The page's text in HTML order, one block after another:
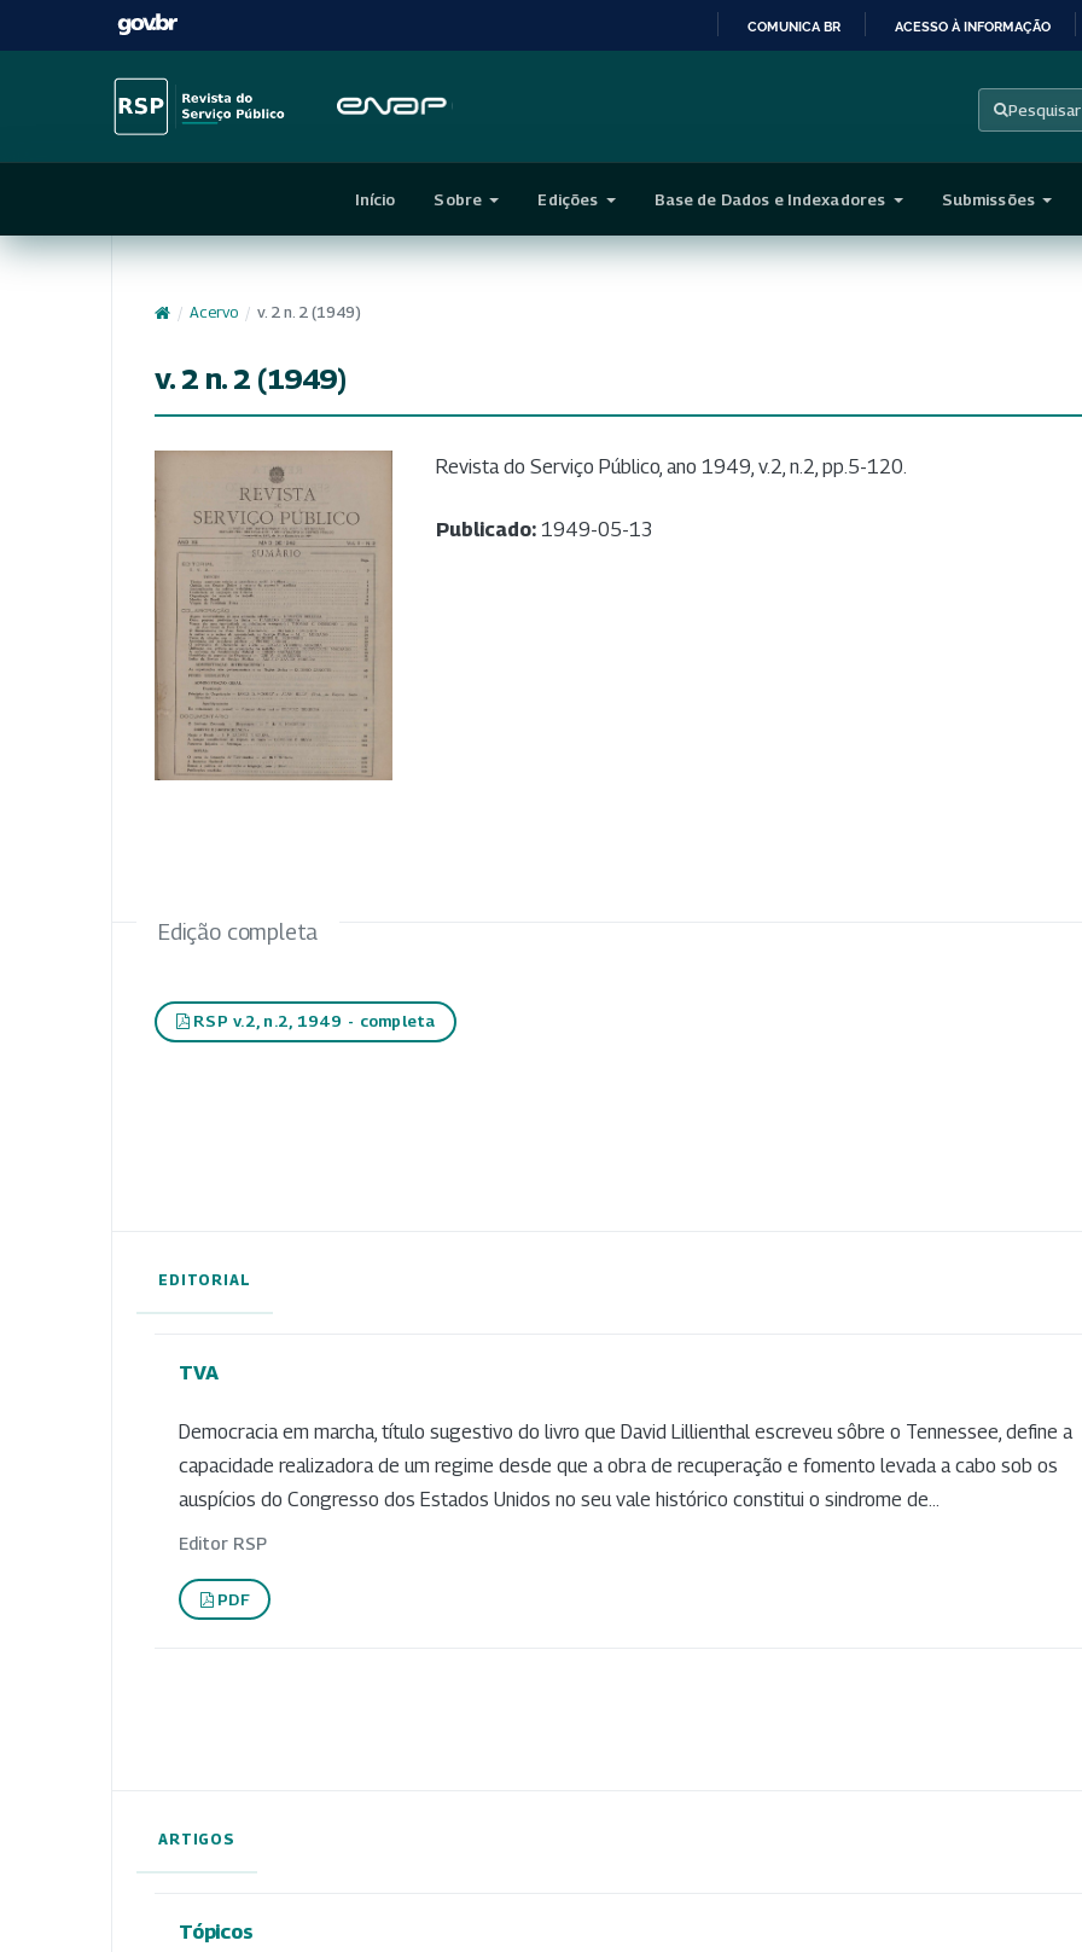
CONTEÚDO
COMUNICA BR ACESSO À INFORMAÇÃO
Pesquisar
Início Sobre Edições Base de Dados e Indexadores Submissões
/ Acervo / v. 2 n. 2 (1949)
v. 2 n. 2 (1949)
Revista do Serviço Público, ano 1949, v.2, n.2, pp.5-120.
Publicado: 1949-05-13
Edição completa
RSP v.2, n.2, 1949 - completa
EDITORIAL
TVA
Democracia em marcha, título sugestivo do livro que David Lillienthal escreveu sôbre o Tennessee, define a
capacidade realizadora de um regime desde que a obra de recuperação e fomento levada a cabo sob os
auspícios do Congresso dos Estados Unidos no seu vale histórico constitui o sindrome de...
Editor RSP
PDF
ARTIGOS
Tópicos